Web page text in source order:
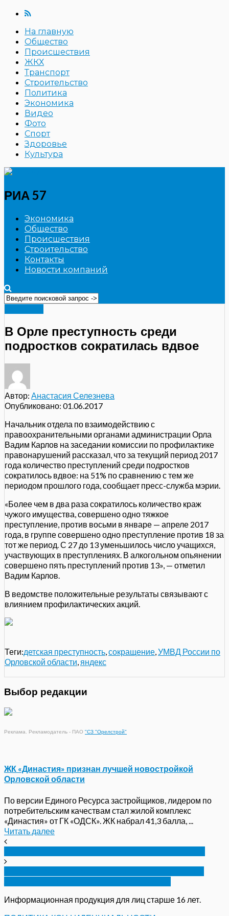
На главную
Общество
Происшествия
ЖКХ
Транспорт
Строительство
Политика
Экономика
Видео
Фото
Спорт
Здоровье
Культура
РИА 57
Экономика
Общество
Происшествия
Строительство
Контакты
Новости компаний
В Орле преступность среди
подростков сократилась вдвое
Автор: Анастасия Селезнева
Опубликовано: 01.06.2017
Начальник отдела по взаимодействию с
правоохранительными органами администрации Орла
Вадим Карлов на заседании комиссии по профилактике
правонарушений рассказал, что за текущий период 2017
года количество преступлений среди подростков
сократилось вдвое: на 51% по сравнению с тем же
периодом прошлого года, сообщает пресс-служба мэрии.
«Более чем в два раза сократилось количество краж
чужого имущества, совершено одно тяжкое
преступление, против восьми в январе — апреле 2017
года, в группе совершено одно преступление против 18 за
тот же период. С 27 до 13 уменьшилось число учащихся,
участвующих в преступлениях. В алкогольном опьянении
совершено пять преступлений против 13», — отметил
Вадим Карлов.
В ведомстве положительные результаты связывают с
влиянием профилактических акций.
Теги:детская преступность сокращение УМВД России по
Орловской области яндекс
Выбор редакции
Реклама. Рекламодатель - ПАО "СЗ "Орелстрой"
ЖК «Династия» признан лучшей новостройкой
Орловской области
По версии Единого Ресурса застройщиков, лидером по
потребительским качествам стал жилой комплекс
«Династия» от ГК «ОДСК». ЖК набрал 41,3 балла, ...
Читать далее
Информационная продукция для лиц старше 16 лет.